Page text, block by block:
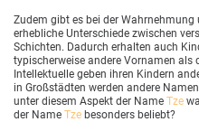
Zudem gibt es bei der
erhebliche Unterschiede zwischen
Schichten. Dadurch erhalten auch
typischerweise andere Vornamen als
Intellektuelle geben ihren Kindern
in Großstädten werden andere
unter diesem Aspekt der Name Tze
der Name Tze besonders beliebt?